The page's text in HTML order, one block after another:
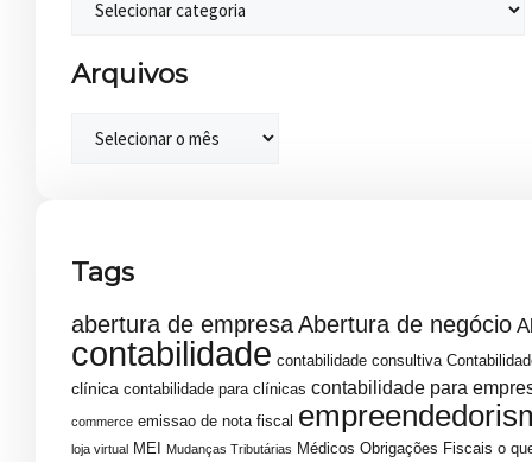
Arquivos
Tags
abertura de empresaAbertura de negócio
contabilidade contabilidade consultiva
clínica contabilidade para clínicas contabilidade para
commerce emissao de nota fiscal
loja virtual MEI Mudanças Tributárias Médicos Obrigações Fiscais o